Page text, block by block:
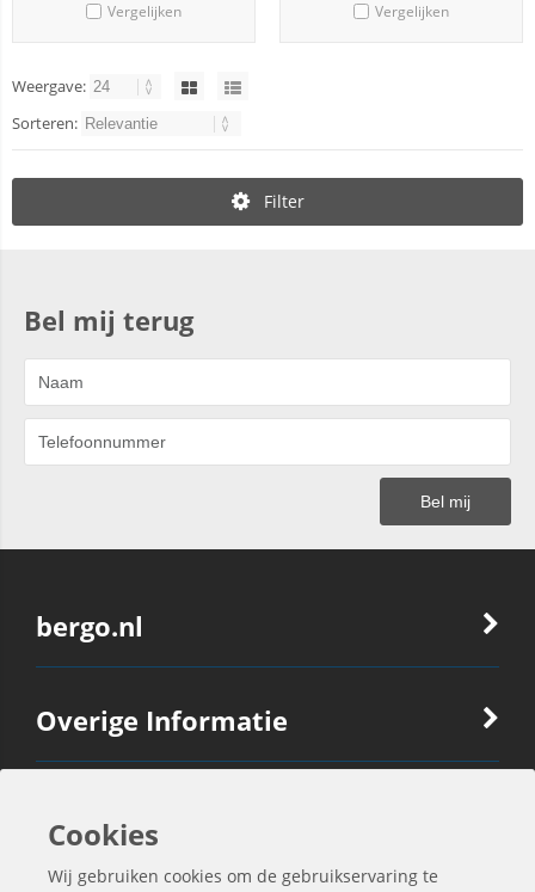
Vergelijken Vergelijken
Weergave:
Sorteren:
Filter
Bel mij terug
bergo.nl
Overige Informatie
Ook Interessant
Cookies
Wij gebruiken cookies om de gebruikservaring te